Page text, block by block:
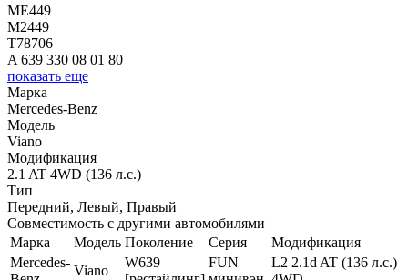
ME449
M2449
T78706
A 639 330 08 01 80
показать еще
Марка
Mercedes-Benz
Модель
Viano
Модификация
2.1 AT 4WD (136 л.с.)
Тип
Передний, Левый, Правый
Совместимость с другими автомобилями
Марка
Модель Поколение Серия
Модификация
Mercedes-
Viano
W639
FUN
L2 2.1d AT (136 л.с.)